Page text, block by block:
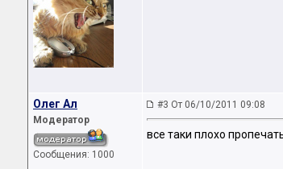
Олег Ал
Модератор
Сообщения: 1000
#3 От 06/10/2011 09:08
все таки плохо